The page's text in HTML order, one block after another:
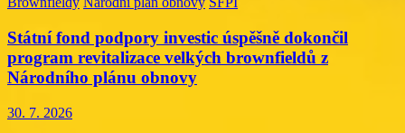
Státní fond podpory investic úspěšně dokončil
program revitalizace velkých brownfieldů z
Národního plánu obnovy
30. 7. 2026